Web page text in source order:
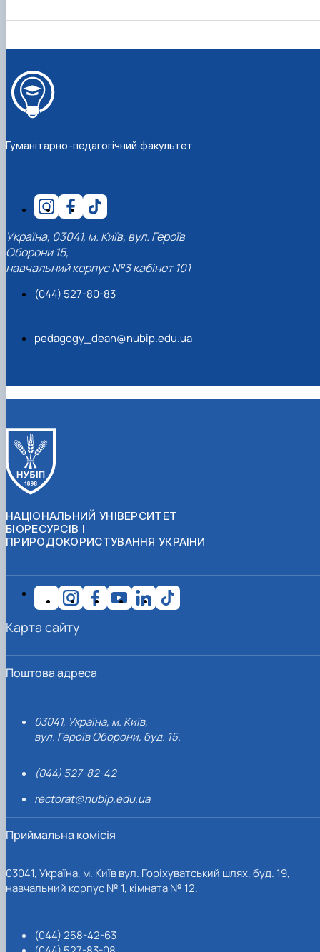
Гуманітарно-педагогічний факультет
Україна, 03041, м. Київ, вул. Героїв
Оборони 15,
навчальний корпус №3 кабінет 101
(044) 527-80-83
pedagogy_dean@nubip.edu.ua
НАЦІОНАЛЬНИЙ УНІВЕРСИТЕТ
БІОРЕСУРСІВ І
ПРИРОДОКОРИСТУВАННЯ УКРАЇНИ
Поштова адреса
03041, Україна, м. Київ,
вул. Героїв Оборони, буд. 15.
(044) 527-82-42
rectorat@nubip.edu.ua
Приймальна комісія
03041, Україна, м. Київ вул. Горіхуватський шлях, буд. 19,
навчальний корпус № 1, кімната № 12.
(044) 258-42-63
Карта сайту